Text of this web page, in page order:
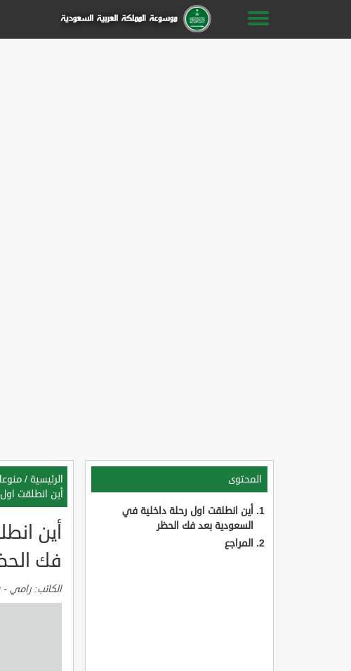
المحتوى
أين انطلقت اول رحلة داخلية في
السعودية بعد فك الحظر
المراجع
الرئيسية /
أين انطلقت
أين
فك
الكاتب: رامي -